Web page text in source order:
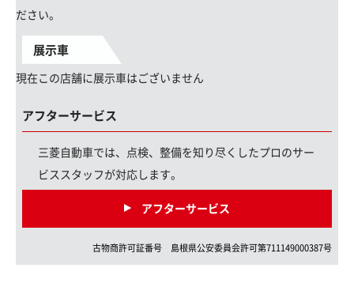
ださい。
展示車
現在この店舗に展示車はございません
アフターサービス
三菱自動車では、点検、整備を知り尽くしたプロのサー
ビススタッフが対応します。
アフターサービス
古物商許可証番号 島根県公安委員会許可第711149000387号